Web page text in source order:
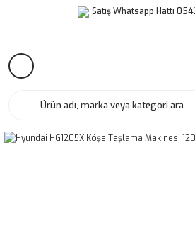
Satış Whatsapp Hattı